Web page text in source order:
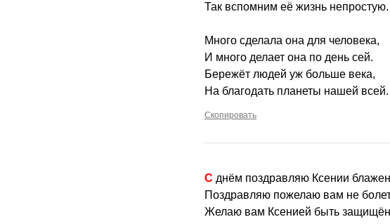
Так вспомним её жизнь непростую.
Много сделала она для человека,
И много делает она по день сей.
Бережёт людей уж больше века,
На благодать планеты нашей всей.
Скопировать
С днём поздравляю Ксении
Поздравляю пожелаю вам не
Желаю вам Ксенией быть